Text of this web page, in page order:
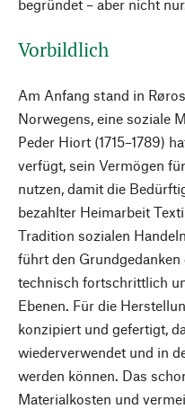
begründet – aber nicht
Vorbildlich
Am Anfang stand in
Norwegens, eine soziale
Peder Hiort (1715–1789)
verfügt, sein Vermögen
nutzen, damit die
bezahlter Heimarbeit
Tradition sozialen
führt den
technisch fortschrittlich
Ebenen. Für die
konzipiert und gefertigt,
wiederverwendet und in
werden können. Das
Materialkosten und